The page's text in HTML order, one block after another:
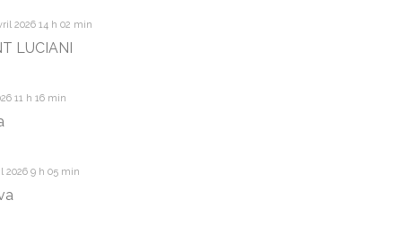
2026 14 h 02 min
LUCIANI
11 h 16 min
2026 9 h 05 min